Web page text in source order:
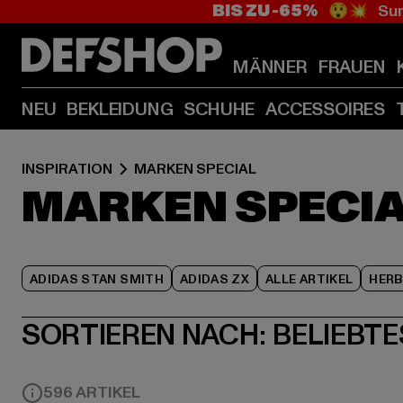
BIS ZU -65% 😲💥
MÄNNER FRAUEN
NEU BEKLEIDUNG SCHUHE ACCESSOIRES
INSPIRATION MARKEN SPECIAL
MARKEN
ADIDAS STAN SMITH ADIDAS ZX ALLE ARTIKEL
SORTIEREN NACH:
596 ARTIKEL